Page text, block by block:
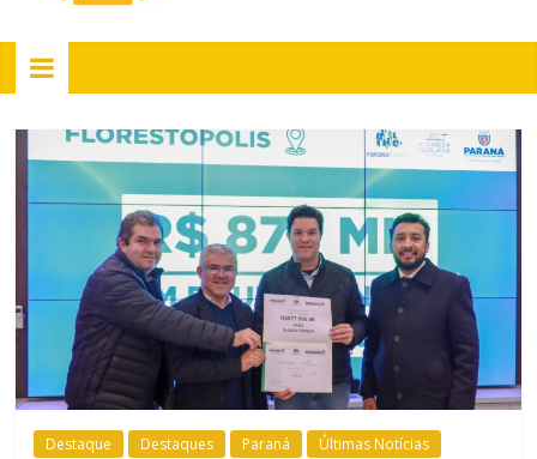
PR
Portais
Portal
de
notícias
Destaque Destaques Paraná Últimas Notícias